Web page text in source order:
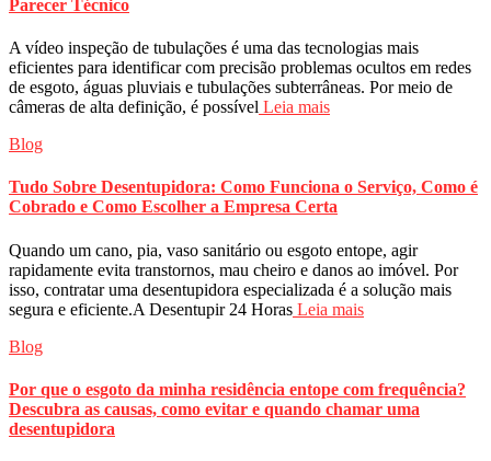
Parecer Técnico
A vídeo inspeção de tubulações é uma das tecnologias mais
eficientes para identificar com precisão problemas ocultos em redes
de esgoto, águas pluviais e tubulações subterrâneas. Por meio de
câmeras de alta definição, é possível Leia mais
Blog
Tudo Sobre Desentupidora: Como Funciona o Serviço, Como é
Cobrado e Como Escolher a Empresa Certa
Quando um cano, pia, vaso sanitário ou esgoto entope, agir
rapidamente evita transtornos, mau cheiro e danos ao imóvel. Por
isso, contratar uma desentupidora especializada é a solução mais
segura e eficiente.A Desentupir 24 Horas Leia mais
Blog
Por que o esgoto da minha residência entope com frequência?
Descubra as causas, como evitar e quando chamar uma
desentupidora